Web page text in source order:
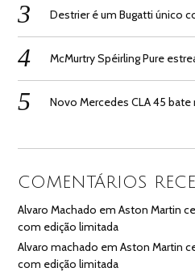
Destrier é um Bugatti único
McMurtry Spéirling Pure
Novo Mercedes CLA 45
COMENTÁRIOS
Alvaro Machado emAston Martin
com edição limitada
Alvaro machado emAston Martin
com edição limitada